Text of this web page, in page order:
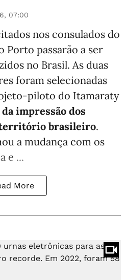
07:00
nos consulados do
Porto passarão a ser
no Brasil. As duas
foram selecionadas
piloto do Itamaraty
impressão dos
território brasileiro.
a mudança com os
e ...
More